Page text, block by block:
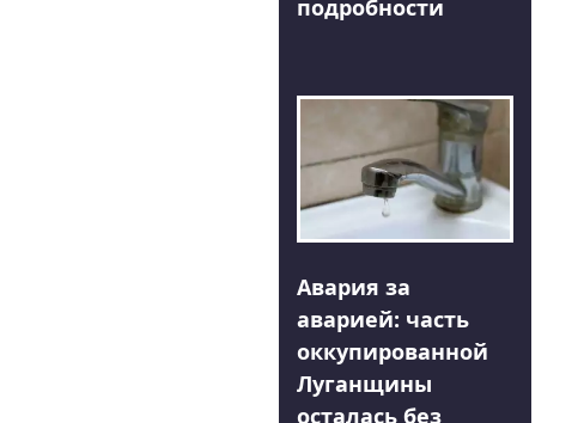
подробности
Авария за
аварией: часть
оккупированной
Луганщины
осталась без